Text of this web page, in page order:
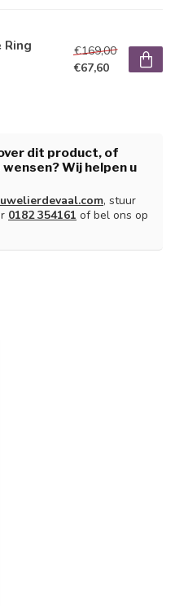
Ring
€169,00
€67,60
dit product, of
Wij helpen u
, stuur
0182 354161 of bel ons op